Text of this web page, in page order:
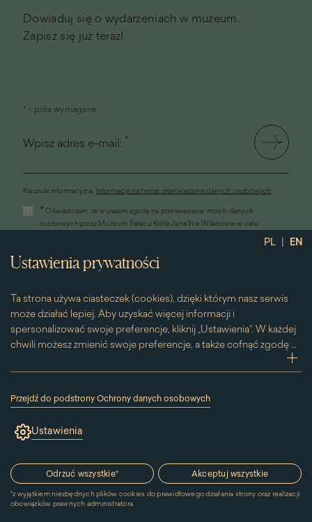
PL | EN
Ustawienia prywatności
Ta strona używa ciasteczek (cookies), dzięki którym nasz serwis
może działać lepiej. Aby uzyskać więcej informacji i
spersonalizować swoje preferencje, kliknij „Ustawienia”. W każdej
chwili możesz zmienić swoje preferencje, a także cofnąć zgodę na
używanie plików cookie. Możesz to zrobić, klikając na podstronę
„Cookies” znajdującą się w stopce.
Przesuwając suwak w prawą stronę aktywujesz zgodę na
konkretne ciasteczko. Przesuwając suwak w lewą stronę
wyłączasz taką zgodę.
Przejdź do podstrony Ochrony danych osobowych
(link
się
oknie)
Ustawienia
Odrzuć wszystkie*
*z wyjątkiem niezbędnych plików cookies do prawidłowego działania strony oraz realizacji
obowiązków prawnych administratora
Akceptuj wszystkie
Dowiaduj się o wydarzeniach w muzeum.
Zapisz się już teraz!
* - pola wymagane
Wpisz adres e-mail: *
Klauzula informacyjna. Informacja na temat przetwarzania danych osobowych
otworzy
się
oknie)
* Oświadczam, że wyrażam zgodę na przetwarzanie moich danych
osobowych przez Muzeum Pałacu Króla Jana III w Wilanowie w celu
Wilanowie informacji handlowych drogą elektroniczną, w tym z
Kontakt
MUZEUM PAŁACU